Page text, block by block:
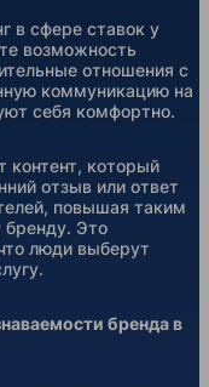
в сфере ставок у
возможность
отношения с
коммуникацию на
себя комфортно.
контент, который
отзыв или ответ
повышая таким
Это
люди выберут
бренда в